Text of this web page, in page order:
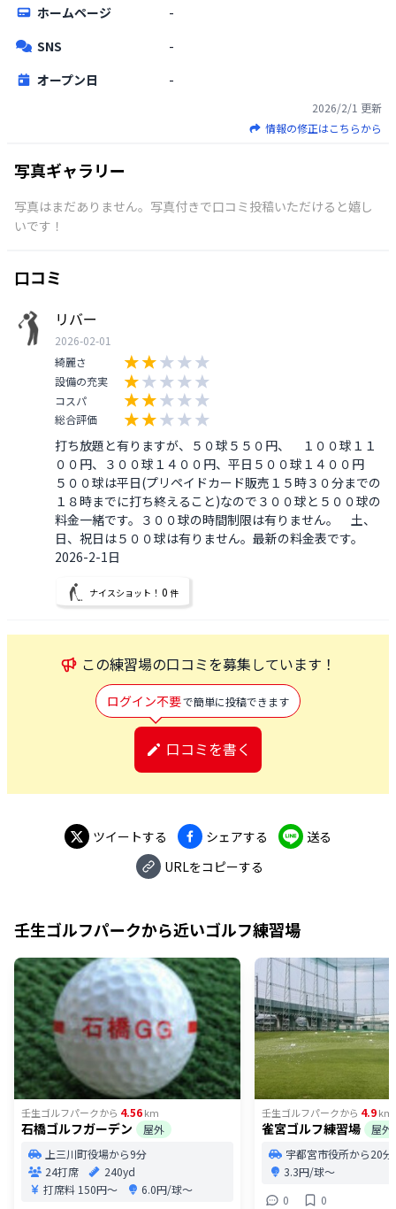
ホームページ
-
SNS
-
オープン日
-
2026/2/1 更新
情報の修正はこちらから
写真ギャラリー
写真はまだありません。写真付きで口コミ投稿いただけると嬉し
いです！
口コミ
リバー
2026-02-01
綺麗さ
設備の充実
コスパ
総合評価
打ち放題と有りますが、５０球５５０円、　１００球１１
００円、３００球１４００円、平日５００球１４００円
５００球は平日(プリペイドカード販売１５時３０分までの
１８時までに打ち終えること)なので３００球と５００球の
料金一緒です。３００球の時間制限は有りません。　土、
日、祝日は５００球は有りません。最新の料金表です。
2026-2-1日
ナイスショット！ 0 件
この練習場の口コミを募集しています！
ログイン不要で簡単に投稿できます
口コミを書く
ツイートする シェアする
送る
URLをコピーする
壬生ゴルフパークから近いゴルフ練習場
壬生ゴルフパークから 4.56km
石橋ゴルフガーデン
屋外
上三川町役場から9分
24打席
240yd
打席料 150円〜
6.0円/球〜
壬生ゴルフパークから 4.9km
雀宮ゴルフ練習場
屋外
宇都宮市役所から20分
3.3円/球〜
0
0